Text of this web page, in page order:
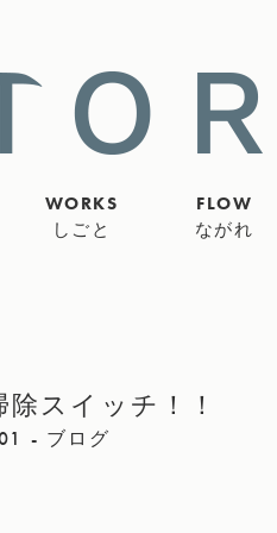
WORKS
しごと
FLOW
ながれ
スイッチ！！
- ブログ